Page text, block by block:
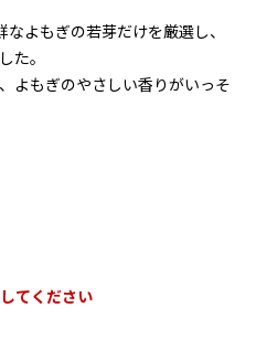
よもぎの若芽だけを厳選し、
た。
よもぎのやさしい香りがいっそ
てください